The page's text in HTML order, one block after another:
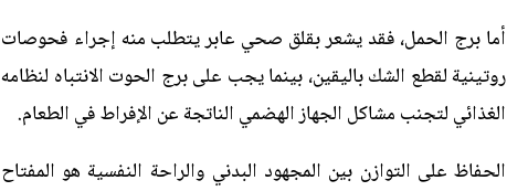
أما برج الحمل، فقد يشعر بقلق صحي عابر يتطلب منه إجراء فحوصات
روتينية لقطع الشك باليقين، بينما يجب على برج الحوت الانتباه لنظامه
الغذائي لتجنب مشاكل الجهاز الهضمي الناتجة عن الإفراط في الطعام.
الحفاظ على التوازن بين المجهود البدني والراحة النفسية هو المفتاح